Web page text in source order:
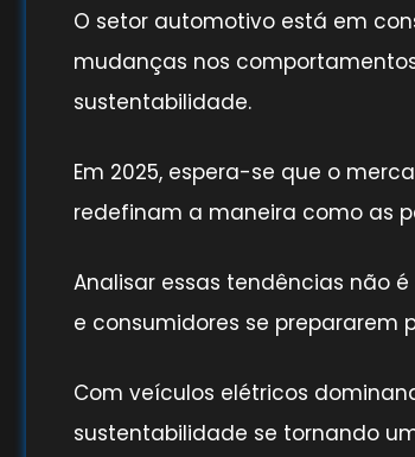
O setor automotivo está em
mudanças nos
sustentabilidade.
Em 2025, espera-se que o
redefinam a maneira como as
Analisar essas tendências não
e consumidores se prepararem
Com veículos elétricos
sustentabilidade se tornando